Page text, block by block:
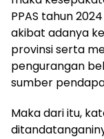
PPAS tahun
akibat adanya
provinsi serta
pengurangan
sumber
Maka dari itu,